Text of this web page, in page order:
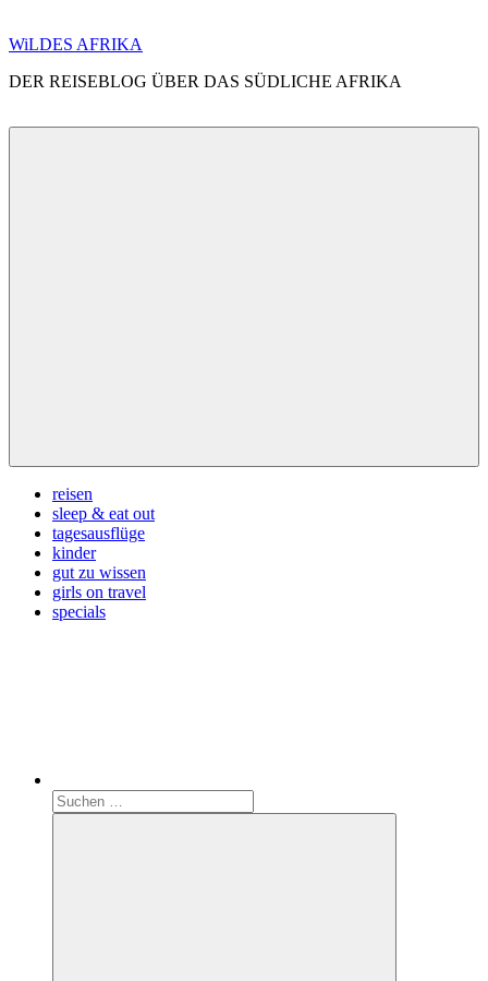
Zum
springen
WiLDES AFRIKA
DER REISEBLOG ÜBER DAS SÜDLICHE AFRIKA
reisen
sleep & eat out
tagesausflüge
kinder
gut zu wissen
girls on travel
specials
Suchen
nach: